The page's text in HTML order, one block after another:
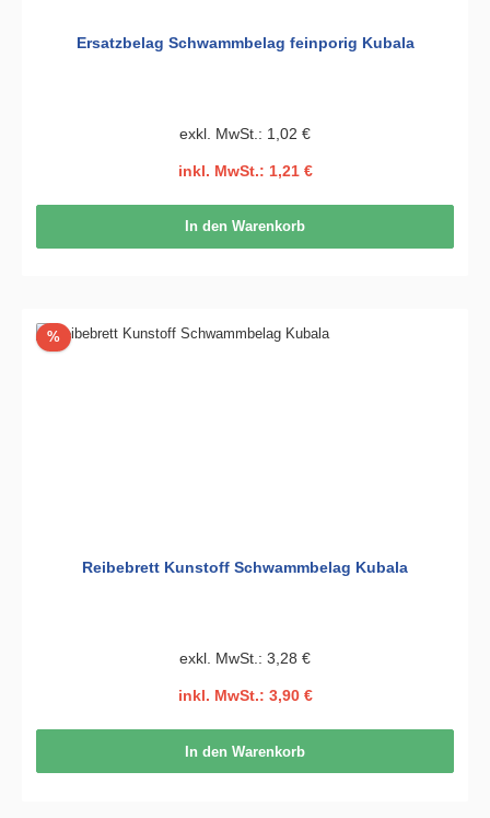
Ersatzbelag Schwammbelag feinporig Kubala
exkl. MwSt.: 1,02 €
inkl. MwSt.: 1,21 €
In den Warenkorb
%Rabatt
Reibebrett Kunstoff Schwammbelag Kubala
exkl. MwSt.: 3,28 €
inkl. MwSt.: 3,90 €
In den Warenkorb